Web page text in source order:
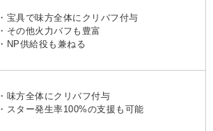
・宝具で味方全体にクリバフ付与
・その他火力バフも豊富
・NP供給役も兼ねる
・味方全体にクリバフ付与
・スター発生率100%の支援も可能